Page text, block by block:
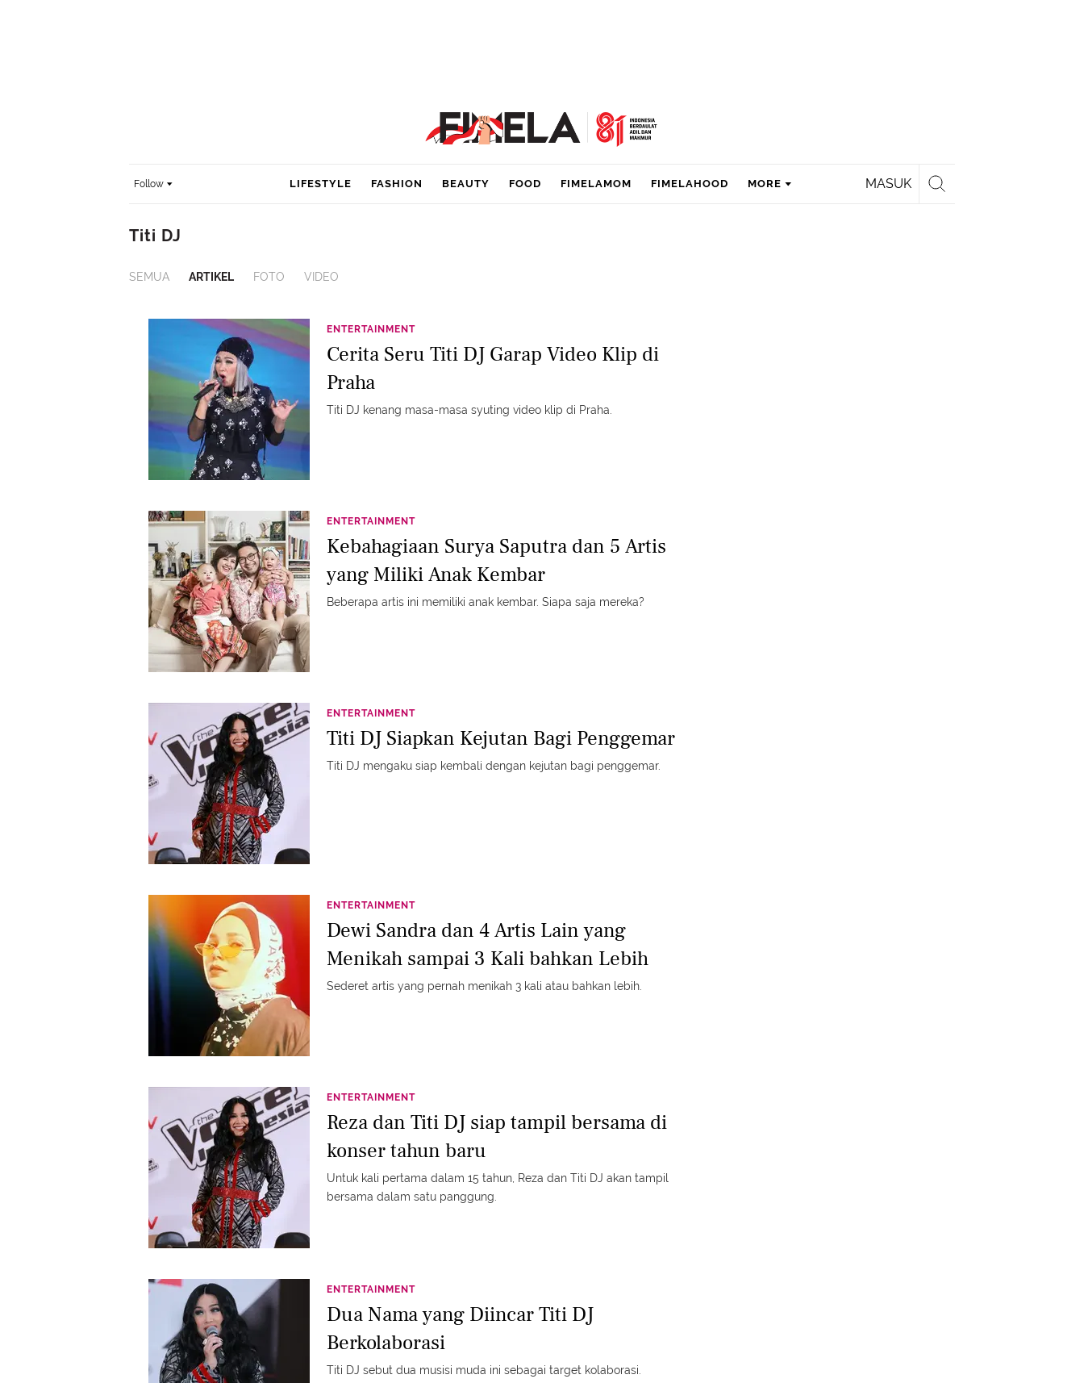
Follow MASUK
LIFESTYLE FASHION BEAUTY FOOD FIMELAMOM FIMELAHOOD MORE
Titi DJ
SEMUA ARTIKEL FOTO VIDEO
ENTERTAINMENT
Cerita Seru Titi DJ Garap Video Klip di
Praha
Titi DJ kenang masa-masa syuting video klip di Praha.
ENTERTAINMENT
Kebahagiaan Surya Saputra dan 5 Artis
yang Miliki Anak Kembar
Beberapa artis ini memiliki anak kembar. Siapa saja mereka?
ENTERTAINMENT
Titi DJ Siapkan Kejutan Bagi Penggemar
Titi DJ mengaku siap kembali dengan kejutan bagi penggemar.
ENTERTAINMENT
Dewi Sandra dan 4 Artis Lain yang
Menikah sampai 3 Kali bahkan Lebih
Sederet artis yang pernah menikah 3 kali atau bahkan lebih.
ENTERTAINMENT
Reza dan Titi DJ siap tampil bersama di
konser tahun baru
Untuk kali pertama dalam 15 tahun, Reza dan Titi DJ akan tampil
bersama dalam satu panggung.
ENTERTAINMENT
Dua Nama yang Diincar Titi DJ
Berkolaborasi
Titi DJ sebut dua musisi muda ini sebagai target kolaborasi.